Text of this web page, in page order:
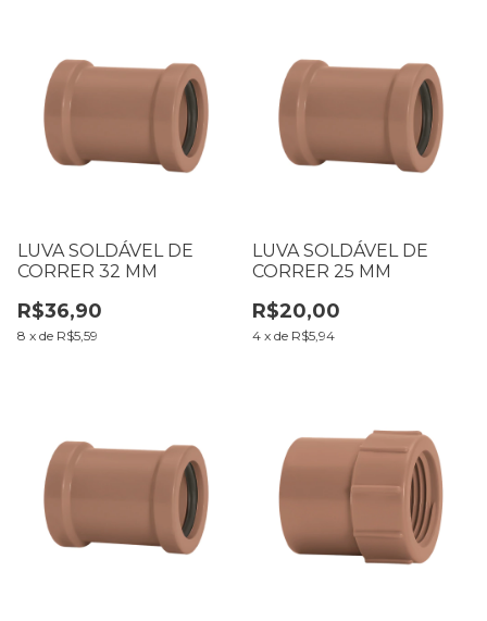
LUVA SOLDÁVEL DE
CORRER 32 MM
R$36,90
8 x de R$5,59
LUVA SOLDÁVEL DE
CORRER 25 MM
R$20,00
4 x de R$5,94